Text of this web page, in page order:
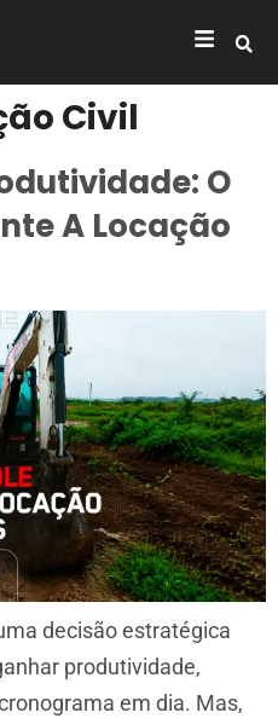
Civil
O
A Locação
decisão estratégica
produtividade,
em dia. Mas,